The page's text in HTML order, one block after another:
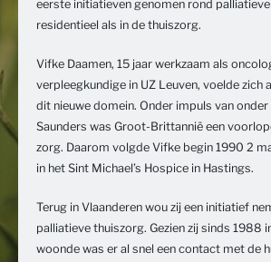
eerste initiatieven genomen rond
residentieel als in de thuiszorg.
Vifke Daamen, 15 jaar werkzaam als
verpleegkundige in UZ Leuven, voelde zich
dit nieuwe domein. Onder impuls van
Saunders was Groot-Brittannië een
zorg. Daarom volgde Vifke begin 1990 2
in het Sint Michael’s Hospice in Hastings.
Terug in Vlaanderen wou zij een initiatief
palliatieve thuiszorg. Gezien zij sinds 1988
woonde was er al snel een contact met de